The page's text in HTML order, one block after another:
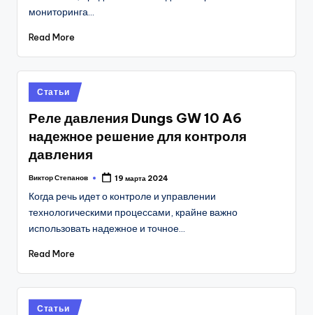
мониторинга…
Read More
Posted
in
Статьи
Реле давления Dungs GW 10 A6
надежное решение для контроля
давления
Posted
Виктор Степанов 19 марта 2024
Когда речь идет о контроле и управлении
технологическими процессами, крайне важно
использовать надежное и точное…
Read More
Posted
Статьи